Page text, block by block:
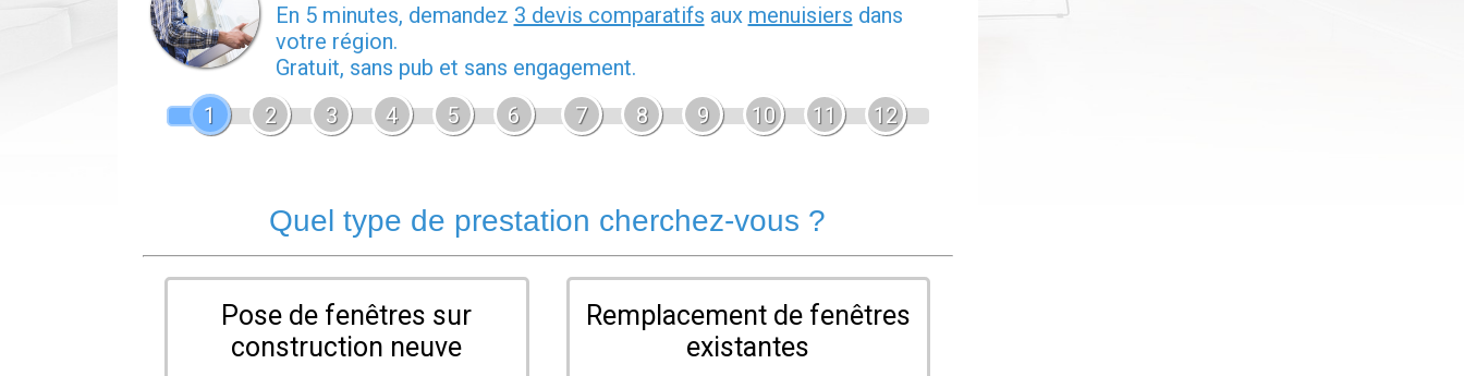
En 5 minutes, demandez 3 devis comparatifs aux menuisiers dans
votre région.
Gratuit, sans pub et sans engagement.
1
2 3 4 5 6 7 8 9 10 11 12
Quel type de prestation cherchez-vous ?
Pose de fenêtres sur
construction neuve
Remplacement de fenêtres
existantes